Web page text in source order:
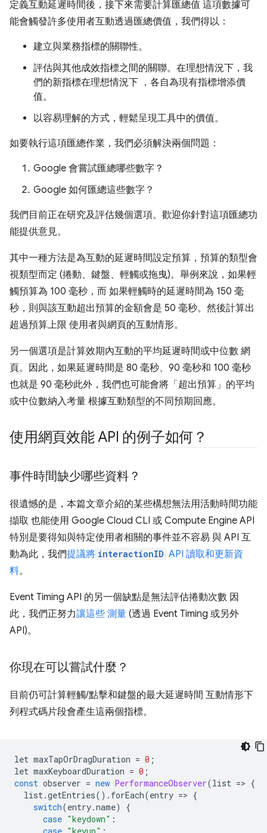
定義互動延遲時間後，接下來需要計算匯總值 這項數據可
能會觸發許多使用者互動透過匯總價值，我們得以：
建立與業務指標的關聯性。
評估與其他成效指標之間的關聯。在理想情況下，我
們的新指標在理想情況下 ，各自為現有指標增添價
值。
以容易理解的方式，輕鬆呈現工具中的價值。
如要執行這項匯總作業，我們必須解決兩個問題：
Google 會嘗試匯總哪些數字？
Google 如何匯總這些數字？
我們目前正在研究及評估幾個選項。歡迎你針對這項匯總功
能提供意見。
其中一種方法是為互動的延遲時間設定預算，預算的類型會
視類型而定 (捲動、鍵盤、輕觸或拖曳)。舉例來說，如果輕
觸預算為 100 毫秒，而 如果輕觸時的延遲時間為 150 毫
秒，則與該互動超出預算的金額會是 50 毫秒。然後計算出
超過預算上限 使用者與網頁的互動情形。
另一個選項是計算效期內互動的平均延遲時間或中位數 網
頁。因此，如果延遲時間是 80 毫秒、90 毫秒和 100 毫秒
也就是 90 毫秒此外，我們也可能會將「超出預算」的平均
或中位數納入考量 根據互動類型的不同預期回應。
使用網頁效能 API 的例子如何？
事件時間缺少哪些資料？
很遺憾的是，本篇文章介紹的某些構想無法用活動時間功能
擷取 也能使用 Google Cloud CLI 或 Compute Engine API
特別是要得知與特定使用者相關的事件並不容易 與 API 互
動為此，我們提議將 interactionID API 讀取和更新資
料。
Event Timing API 的另一個缺點是無法評估捲動次數 因
此，我們正努力讓這些 測量 (透過 Event Timing 或另外
API)。
你現在可以嘗試什麼？
目前仍可計算輕觸/點擊和鍵盤的最大延遲時間 互動情形下
列程式碼片段會產生這兩個指標。
let maxTapOrDragDuration = 0 ;
let maxKeyboardDuration = 0 ;
const observer = new PerformanceObserver(list => {
list.getEntries(). forEach(entry => {
switch(entry.name)
{
case "keydown" :